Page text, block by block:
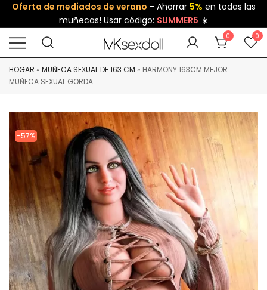
Oferta de mediados de verano - Ahorrar 5% en todas las
muñecas! Usar código: SUMMER5 ☀️
0 0
HOGAR » MUÑECA SEXUAL DE 163 CM » HARMONY 163CM MEJOR
MUÑECA SEXUAL GORDA
-57%